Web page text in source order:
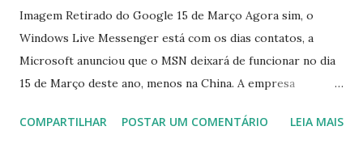
Imagem Retirado do Google 15 de Março Agora sim, o
Windows Live Messenger está com os dias contatos, a
Microsoft anunciou que o MSN deixará de funcionar no dia
15 de Março deste ano, menos na China. A empresa
integrado com o serviço do MSN, segundo a empresa, os
COMPARTILHAR POSTAR UM COMENTÁRIO LEIA MAIS